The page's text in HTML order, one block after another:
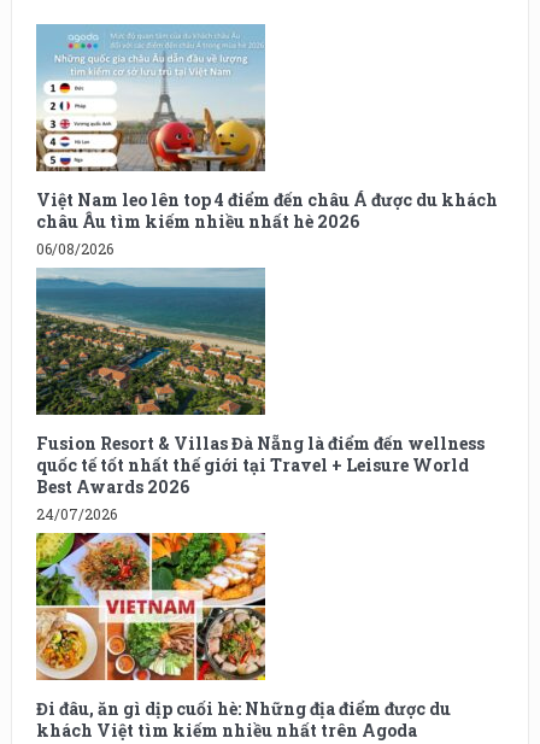
Việt Nam leo lên top 4 điểm đến châu Á được du khách
châu Âu tìm kiếm nhiều nhất hè 2026
06/08/2026
Fusion Resort & Villas Đà Nẵng là điểm đến wellness
quốc tế tốt nhất thế giới tại Travel + Leisure World
Best Awards 2026
24/07/2026
Đi đâu, ăn gì dịp cuối hè: Những địa điểm được du
khách Việt tìm kiếm nhiều nhất trên Agoda